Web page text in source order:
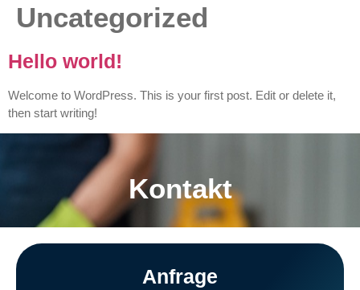
Uncategorized
Hello world!
Welcome to WordPress. This is your first post. Edit or delete it,
then start writing!
Kontakt
Anfrage